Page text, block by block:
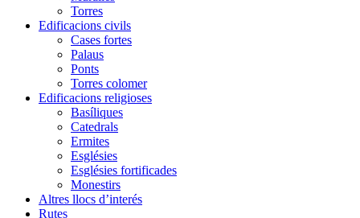
Torres
Edificacions civils
Cases fortes
Palaus
Ponts
Torres colomer
Edificacions religioses
Basíliques
Catedrals
Ermites
Esglésies
Esglésies fortificades
Monestirs
Altres llocs d’interés
Rutes